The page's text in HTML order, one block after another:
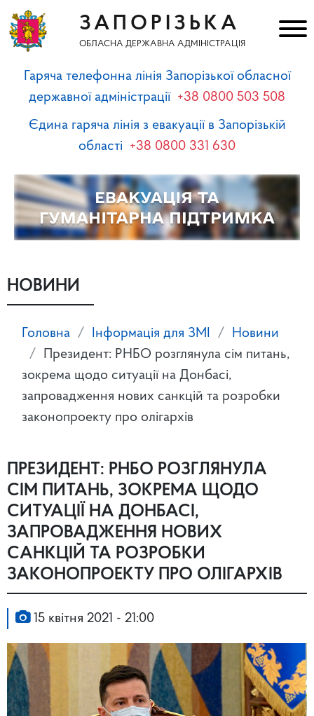
ЗАПОРІЗЬКА
ОБЛАСНА ДЕРЖАВНА АДМІНІСТРАЦІЯ
Гаряча телефонна лінія Запорізької обласної
державної адміністрації +38 0800 503 508
Єдина гаряча лінія з евакуації в Запорізькій
області +38 0800 331 630
НОВИНИ
Головна Інформація для ЗМІ
Новини
Президент: РНБО розглянула сім питань,
зокрема щодо ситуації на Донбасі,
запровадження нових санкцій та розробки
законопроекту про олігархів
ПРЕЗИДЕНТ: РНБО РОЗГЛЯНУЛА
СІМ ПИТАНЬ, ЗОКРЕМА ЩОДО
СИТУАЦІЇ НА ДОНБАСІ,
ЗАПРОВАДЖЕННЯ НОВИХ
САНКЦІЙ ТА РОЗРОБКИ
ЗАКОНОПРОЕКТУ ПРО ОЛІГАРХІВ
15 квітня 2021 - 21:00